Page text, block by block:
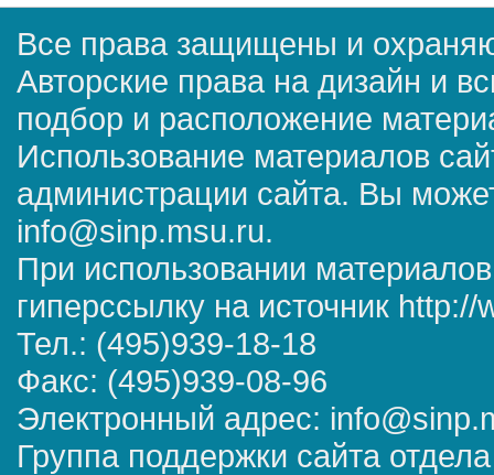
Все права защищены и
Авторские права на дизайн и
подбор и расположение
Использование материалов
администрации сайта. Вы
info@sinp.msu.ru.
При использовании
гиперссылку на источник
Тел.: (495)939-18-18
Факс: (495)939-08-96
Электронный адрес:
Группа поддержки сайта